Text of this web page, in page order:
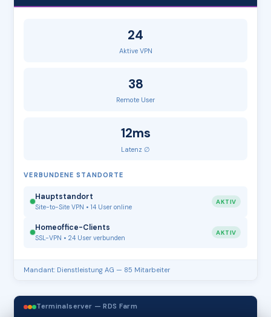
24
Aktive VPN
38
Remote User
12ms
Latenz ∅
VERBUNDENE STANDORTE
Hauptstandort
Site-to-Site VPN • 14 User online
AKTIV
Homeoffice-Clients
SSL-VPN • 24 User verbunden
AKTIV
Mandant: Dienstleistung AG — 85 Mitarbeiter
Terminalserver — RDS Farm